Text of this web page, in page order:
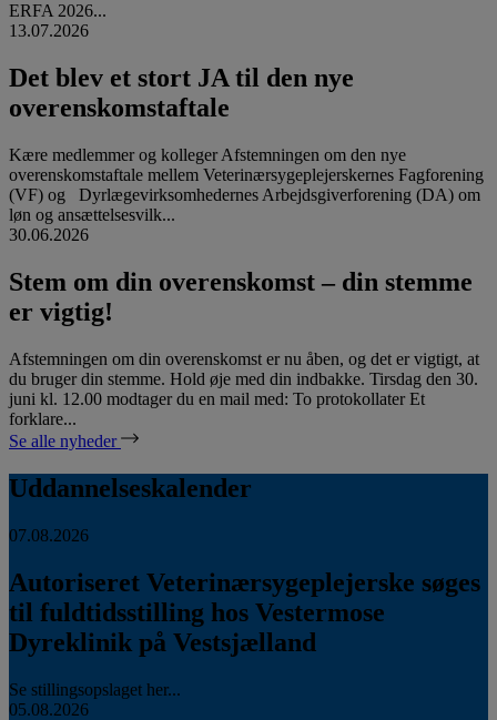
ERFA 2026...
13.07.2026
Det blev et stort JA til den nye
overenskomstaftale
Kære medlemmer og kolleger Afstemningen om den nye
overenskomstaftale mellem Veterinærsygeplejerskernes Fagforening
(VF) og Dyrlægevirksomhedernes Arbejdsgiverforening (DA) om
løn og ansættelsesvilk...
30.06.2026
Stem om din overenskomst – din stemme
er vigtig!
Afstemningen om din overenskomst er nu åben, og det er vigtigt, at
du bruger din stemme. Hold øje med din indbakke. Tirsdag den 30.
juni kl. 12.00 modtager du en mail med: To protokollater Et
forklare...
Se alle nyheder
Uddannelseskalender
07.08.2026
Autoriseret Veterinærsygeplejerske søges
til fuldtidsstilling hos Vestermose
Dyreklinik på Vestsjælland
Se stillingsopslaget her...
05.08.2026